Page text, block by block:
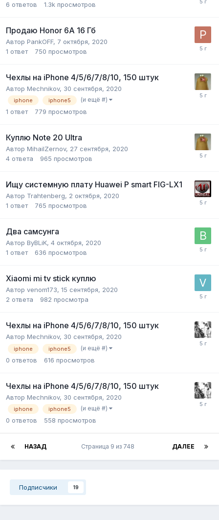
6 ответов 1.3k просмотров
Продаю Honor 6A 16 Гб
Автор PankOFF, 7 октября, 2020
1 ответ 750 просмотров
Чехлы на iPhone 4/5/6/7/8/10, 150 штук
Автор Mechnikov, 30 сентября, 2020
iphone iphone5 (и ещё #)
1 ответ 779 просмотров
Куплю Note 20 Ultra
Автор MihailZernov, 27 сентября, 2020
4 ответа 965 просмотров
Ищу системную плату Huawei P smart FIG-LX1
Автор Trahtenberg, 2 октября, 2020
1 ответ 765 просмотров
Два самсунга
Автор ByBLiK, 4 октября, 2020
1 ответ 636 просмотров
Xiaomi mi tv stick куплю
Автор venom173, 15 сентября, 2020
2 ответа 982 просмотра
Чехлы на iPhone 4/5/6/7/8/10, 150 штук
Автор Mechnikov, 30 сентября, 2020
iphone iphone5 (и ещё #)
0 ответов 616 просмотров
Чехлы на iPhone 4/5/6/7/8/10, 150 штук
Автор Mechnikov, 30 сентября, 2020
iphone iphone5 (и ещё #)
0 ответов 558 просмотров
НАЗАД ДАЛЕЕ
Страница 9 из 748
Подписчики 19